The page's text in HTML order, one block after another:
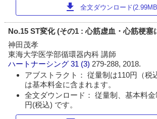
download 全文ダウンロード
No.15 ST変化 (その1 : 心筋虚血・心筋梗塞
神田茂孝
東海大学医学部循環器内科 講師
ハートナーシング 31 (3) 279-288, 2018.
アブストラクト： 従量制は110円（税
は基本料金に含まれます。
全文ダウンロード： 従量制、基本料
円(税込) です。